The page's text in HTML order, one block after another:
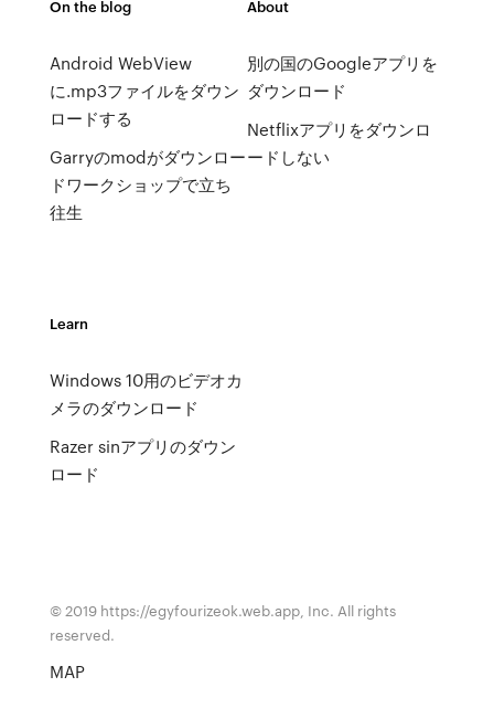
On the blog
Android WebView
に.mp3ファイルをダウン
ロードする
Garryのmodがダウンロー
ドワークショップで立ち
往生
About
別の国のGoogleアプリを
ダウンロード
Netflixアプリをダウンロ
ードしない
Learn
Windows 10用のビデオカ
メラのダウンロード
Razer sinアプリのダウン
ロード
© 2019 https://egyfourizeok.web.app, Inc. All rights
reserved.
MAP